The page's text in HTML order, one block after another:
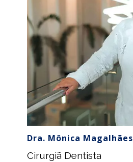
Dra. Mônica Magalhães
Cirurgiã Dentista